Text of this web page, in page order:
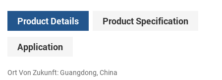
Product Details Product Specification
Application
Ort Von Zukunft: Guangdong, China